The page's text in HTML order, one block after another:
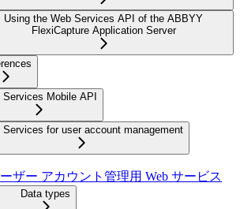
Using the Web Services API of the ABBYY
FlexiCapture Application Server
Services Mobile API
Services for user account management
ザー アカウント管理用 Web サービス
Data types